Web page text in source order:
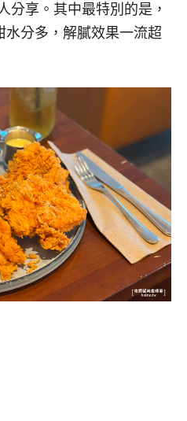
分享。其中最特別的是，
分多，解膩效果一流超